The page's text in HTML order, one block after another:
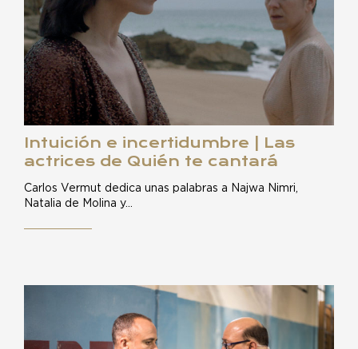
Intuición e incertidumbre | Las
actrices de Quién te cantará
Carlos Vermut dedica unas palabras a Najwa Nimri,
Natalia de Molina y…